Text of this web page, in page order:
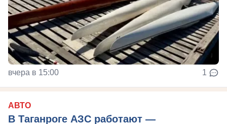
вчера в 15:00 1
АВТО
В Таганроге АЗС работают —